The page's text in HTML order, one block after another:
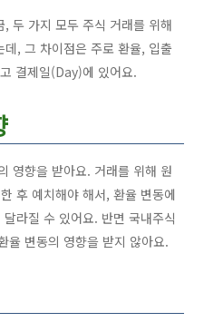
두 가지 모두 주식 거래를 위해
, 그 차이점은 주로 환율, 입출
결제일(Day)에 있어요.
영향을 받아요. 거래를 위해 원
후 예치해야 해서, 환율 변동에
라질 수 있어요. 반면 국내주식
율 변동의 영향을 받지 않아요.